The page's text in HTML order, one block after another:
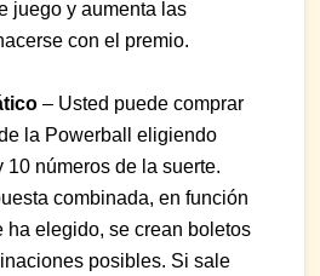
juego y aumenta las
con el premio.
– Usted puede comprar
la Powerball eligiendo
10 números de la suerte.
combinada, en función
ha elegido, se crean boletos
posibles. Si sale